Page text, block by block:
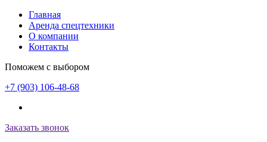
Главная
Аренда спецтехники
О компании
Контакты
Поможем с выбором
+7 (903) 106-48-68
Заказать звонок